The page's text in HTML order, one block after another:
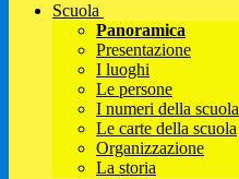
Scuola
Panoramica
Presentazione
I luoghi
Le persone
I numeri della scuola
Le carte della scuola
Organizzazione
La storia